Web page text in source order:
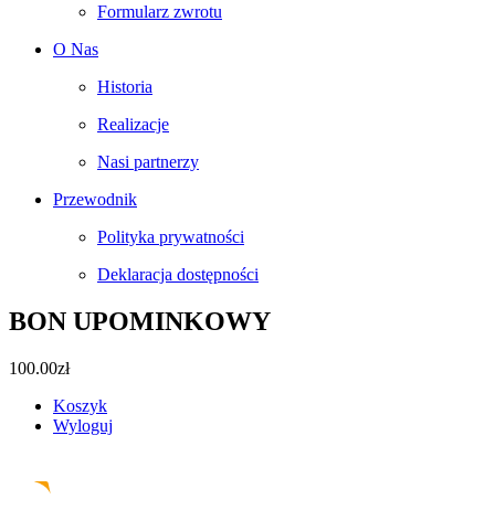
Formularz zwrotu
O Nas
Historia
Realizacje
Nasi partnerzy
Przewodnik
Polityka prywatności
Deklaracja dostępności
BON UPOMINKOWY
100.00zł
Koszyk
Wyloguj